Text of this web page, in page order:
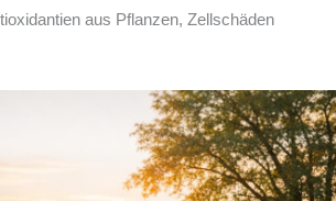
aus Pflanzen, Zellschäden